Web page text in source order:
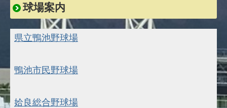
球場案内
県立鴨池野球場
鴨池市民野球場
姶良総合野球場